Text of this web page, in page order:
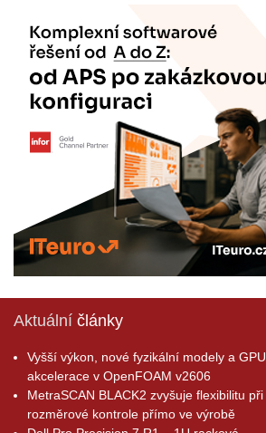
Aktuální články
Vyšší výkon, nové fyzikální modely a GPU
akcelerace v OpenFOAM v2606
MetraSCAN BLACK2 zvyšuje flexibilitu při
rozměrové kontrole přímo ve výrobě